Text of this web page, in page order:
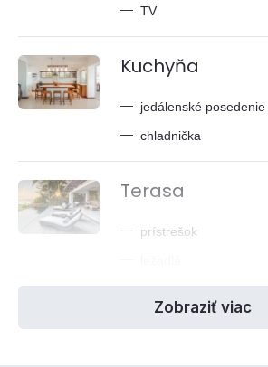
— TV
Kuchyňa
— jedálenské posedenie
— chladnička
Terasa
— prístrešok
Zobraziť viac